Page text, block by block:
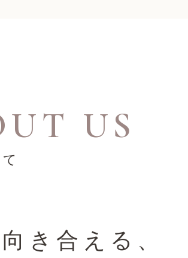
US
き合える、